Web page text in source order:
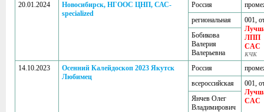
20.01.2024
Новосибирск, НГООС ЦНП, САС-
specialized
Россия
региональная
001,
ЛПП
CAC
КЧК
Бобикова
Валерия
Валерьевна
14.10.2023
Осенний Калейдоскоп 2023 Якутск
Любимец
Россия
всероссийская
001,
CAC
Янчев Олег
Владимирович